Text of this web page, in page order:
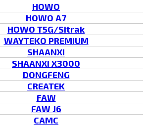
HOWO
HOWO A7
HOWO T5G/Sitrak
WAYTEKO PREMIUM
SHAANXI
SHAANXI X3000
DONGFENG
CREATEK
FAW
FAW J6
CAMC